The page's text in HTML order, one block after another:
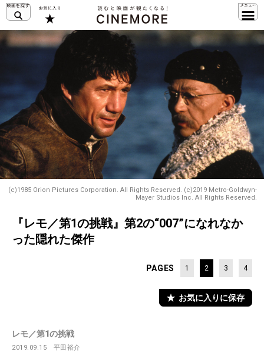
(c)1985 Orion Pictures Corporation. All Rights Reserved. (c)2019 Metro-Goldwyn-
Mayer Studios Inc. All Rights Reserved.
『レモ／第1の挑戦』第2の“007”になれなか
った隠れた傑作
PAGES 1 2 3 4
お気に入りに保存
レモ／第1の挑戦
2019.09.15 平田裕介